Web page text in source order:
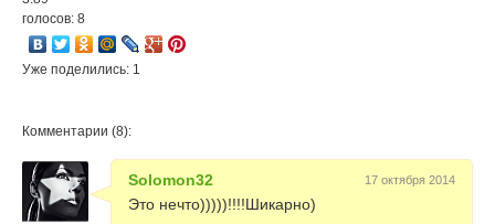
голосов: 8
Уже поделились: 1
Комментарии (8):
Solomon32 17 октября 2014
Это нечто)))))!!!!Шикарно)